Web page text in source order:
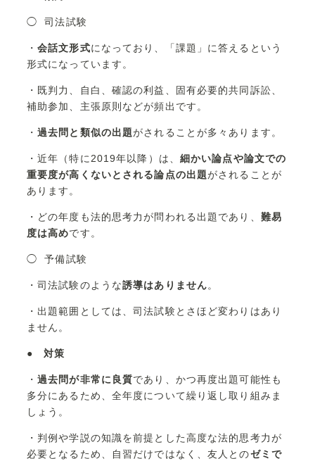
◯ 司法試験
・会話文形式になっており、「課題」に答えるという
形式になっています。
・既判力、自白、確認の利益、固有必要的共同訴訟、
補助参加、主張原則などが頻出です。
・過去問と類似の出題がされることが多々あります。
・近年（特に2019年以降）は、 細かい論点や論文での
重要度が高くないとされる論点の出題がされることが
あります。
・どの年度も法的思考力が問われる出題であり、 難易
度は高めです。
◯ 予備試験
・司法試験のような誘導はありません。
・出題範囲としては、司法試験とさほど変わりはあり
ません。
●対策
・過去問が非常に良質であり、かつ再度出題可能性も
多分にあるため、全年度について繰り返し取り組みま
しょう。
・判例や学説の知識を前提とした高度な法的思考力が
必要となるため、自習だけではなく、友人とのゼミで